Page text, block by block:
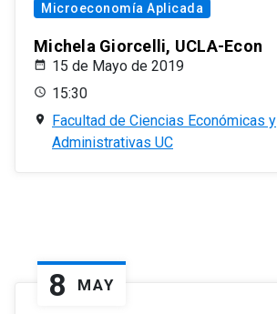
Microeconomía Aplicada
Michela Giorcelli, UCLA-Econ
15 de Mayo de 2019
15:30
Facultad de Ciencias Económicas y
Administrativas UC
8 MAY